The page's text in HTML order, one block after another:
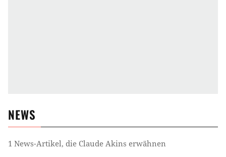
NEWS
1 News-Artikel, die Claude Akins erwähnen